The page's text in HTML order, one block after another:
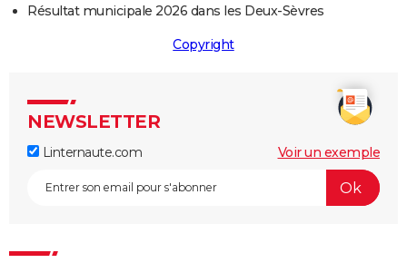
Résultat municipale 2026 dans les Deux-Sèvres
Copyright
NEWSLETTER
Linternaute.com Voir un exemple